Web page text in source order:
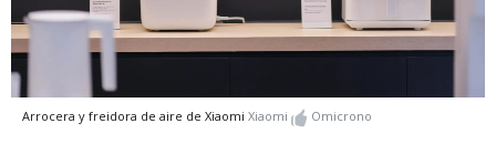
Arrocera y freidora de aire de Xiaomi Xiaomi Omicrono